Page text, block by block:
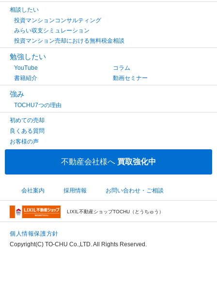
相談したい
投資マンションコンサルティング
みらい収支シミュレーション
投資マンション売却における無料税金相談
勉強したい
YouTube
コラム
書籍紹介
動画セミナー
強み
TOCHU7つの理由
初めての売却
良くある質問
お客様の声
不動産会社様へ 買取強化中
会社案内 採用情報 お問い合わせ・ご相談
LIXIL不動産ショップTOCHU（とうちゅう）
個人情報保護方針
Copyright(C) TO-CHU Co.,LTD. All Rights Reserved.